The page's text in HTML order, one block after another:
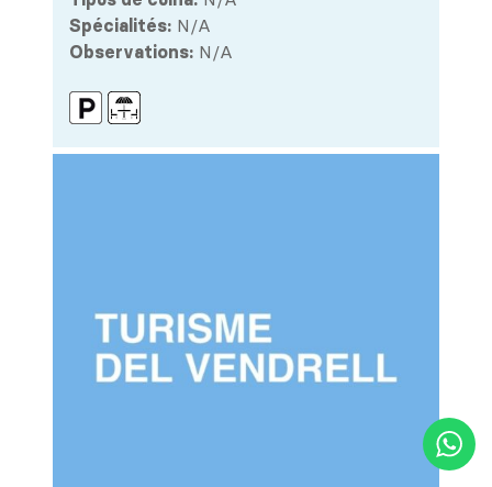
Spécialités:N/A
Observations:N/A